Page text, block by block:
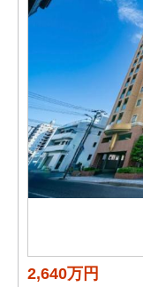
2,640万円